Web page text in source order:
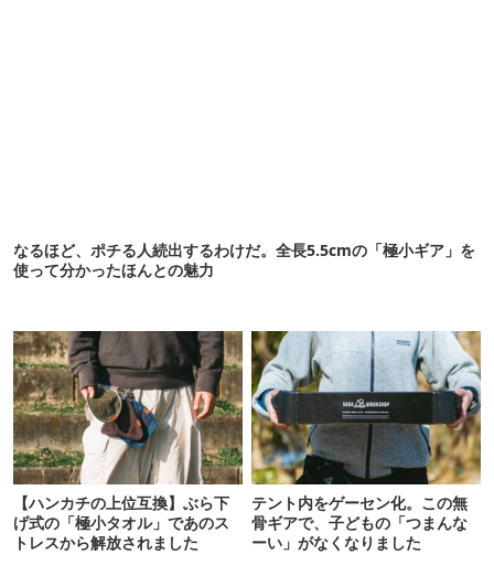
なるほど、ポチる人続出するわけだ。全長5.5cmの「極小ギア」を
使って分かったほんとの魅力
【ハンカチの上位互換】ぶら下
げ式の「極小タオル」であのス
トレスから解放されました
テント内をゲーセン化。この無
骨ギアで、子どもの「つまんな
ーい」がなくなりました